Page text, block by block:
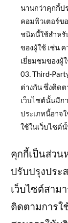
นานกว่าคุกกี้ป
คอมพิวเตอร์ข
ชนิดนี้ใช้สำหรั
ของผู้ใช้ เช่น
เยี่ยมชมของผู้
Third-
ต่างกัน ซึ่งติด
เว็บไซต์นั้นมีก
ประเภทนี้อาจ
ใช้ในเว็บไซต์
คุกกี้เป็นส่วน
ปรับปรุงประ
เว็บไซต์สาม
ติดตามการใ